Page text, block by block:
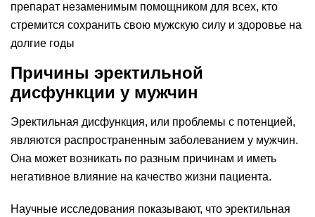
препарат незаменимым помощником для всех, кто
стремится сохранить свою мужскую силу и здоровье на
долгие годы
Причины эректильной
дисфункции у мужчин
Эректильная дисфункция, или проблемы с потенцией,
являются распространенным заболеванием у мужчин.
Она может возникать по разным причинам и иметь
негативное влияние на качество жизни пациента.
Научные исследования показывают, что эректильная